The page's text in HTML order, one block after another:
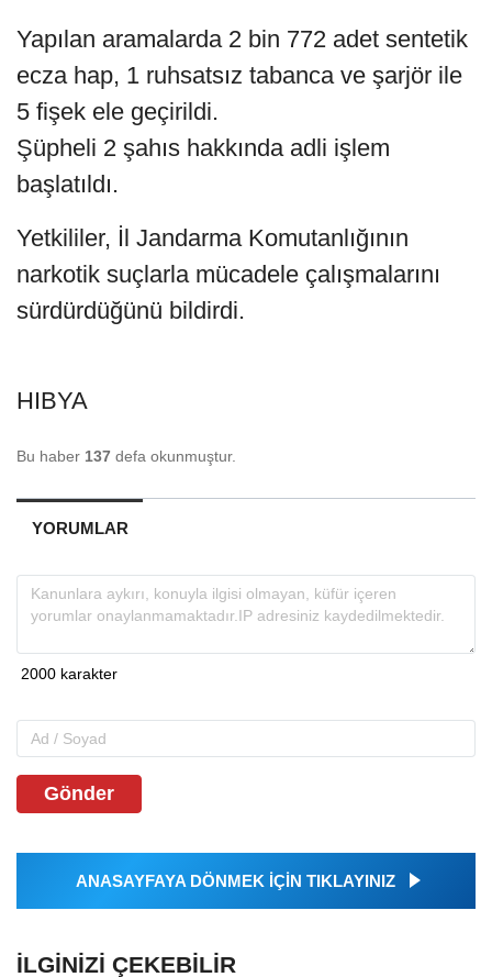
Yapılan aramalarda 2 bin 772 adet sentetik
ecza hap, 1 ruhsatsız tabanca ve şarjör ile
5 fişek ele geçirildi.
Şüpheli 2 şahıs hakkında adli işlem
başlatıldı.
Yetkililer, İl Jandarma Komutanlığının
narkotik suçlarla mücadele çalışmalarını
sürdürdüğünü bildirdi.
HIBYA
Bu haber 137 defa okunmuştur.
YORUMLAR
Gönder
ANASAYFAYA DÖNMEK İÇİN TIKLAYINIZ
İLGINIZI ÇEKEBILIR